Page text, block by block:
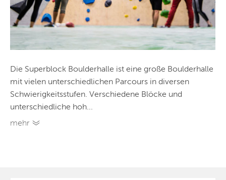
Die Superblock Boulderhalle ist eine große Boulderhalle
mit vielen unterschiedlichen Parcours in diversen
Schwierigkeitsstufen. Verschiedene Blöcke und
unterschiedliche hoh...
mehr